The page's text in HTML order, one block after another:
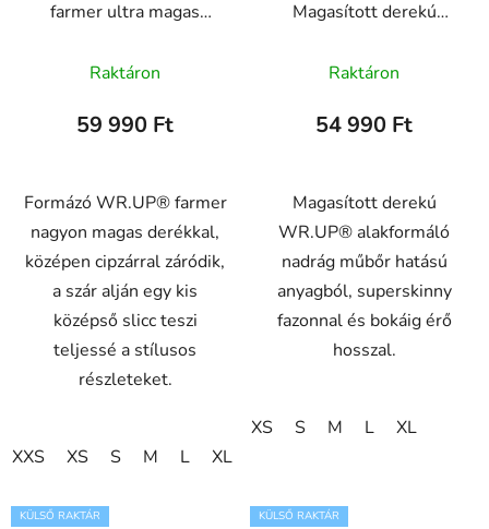
farmer ultra magas
szárvégeknél,
WRUP4SHF311, J0Y
Raktáron
59 990 Ft
Formázó WR.UP® farmer
nagyon magas derékkal,
középen cipzárral záródik,
a szár alján egy kis
középső slicc teszi
teljessé a stílusos
részleteket.
XXS XS S M L XL
Magasított derekú
gombokkal,
WRUP4MC006PKK
Raktáron
54 990 Ft
Magasított derekú
WR.UP® alakformáló
nadrág műbőr hatású
anyagból, superskinny
fazonnal és bokáig érő
hosszal.
XS S M L XL
KÜLSŐ RAKTÁR KÜLSŐ RAKTÁR